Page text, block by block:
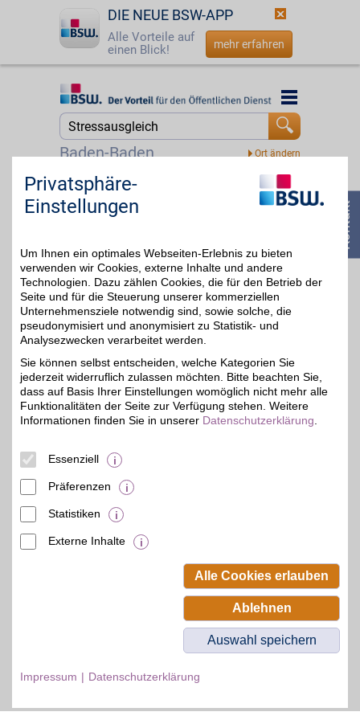
DIE NEUE BSW-APP
Alle Vorteile auf
einen Blick!
mehr erfahren
Startseite
Jetzt BSW-Mitglied werden
☎ 0800 - 279 25 82
Baden-Baden
Startseite
Sensilab
Wohlbefinden bewusst
und einen aktiven Alltag -
mit ausgewählten
Inhaltsstoffen und
modernen Rezepturen.
Mit BSW-Vorteil
profitieren Sie bei Ihrer
Bestellung.
Zum Partnerprofil
© BSW Verbraucher-Service
Privatsphäre-
Einstellungen
Um Ihnen ein optimales Webseiten-Erlebnis zu bieten
verwenden wir Cookies, externe Inhalte und andere
Technologien. Dazu zählen Cookies, die für den Betrieb der
Seite und für die Steuerung unserer kommerziellen
Unternehmensziele notwendig sind, sowie solche, die
pseudonymisiert und anonymisiert zu Statistik- und
Analysezwecken verarbeitet werden.
Sie können selbst entscheiden, welche Kategorien Sie
jederzeit widerruflich zulassen möchten. Bitte beachten Sie,
dass auf Basis Ihrer Einstellungen womöglich nicht mehr alle
Funktionalitäten der Seite zur Verfügung stehen. Weitere
Informationen finden Sie in unserer Datenschutzerklärung
Essenziell
Präferenzen
Statistiken
Externe Inhalte
Alle Cookies erlauben
Ablehnen
Auswahl speichern
Impressum Datenschutzerklärung